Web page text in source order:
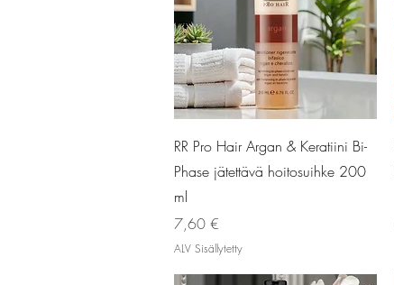
Pikakatselu
RR Pro Hair Argan & Keratiini Bi-
Phase jätettävä hoitosuihke 200
ml
Hinta
7,60 €
ALV Sisällytetty